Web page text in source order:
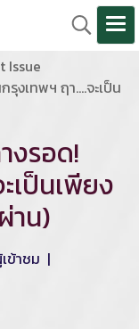
Issue
งเทพฯ ฤา....จะเป็น
งรอด!
เป็นเพียง
าน)
ข้าชม |